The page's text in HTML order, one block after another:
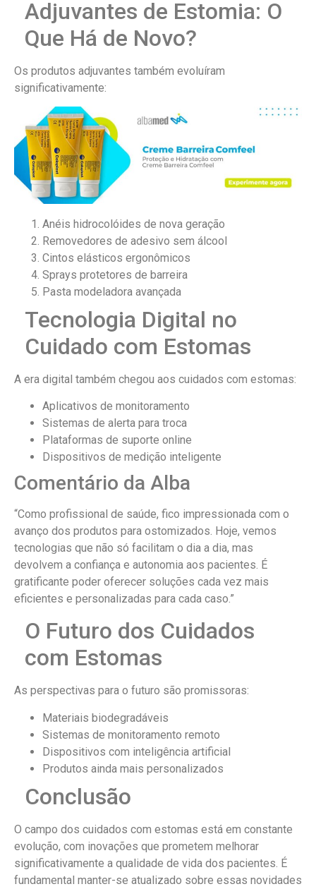
Adjuvantes de Estomia: O
Que Há de Novo?
Os produtos adjuvantes também evoluíram
significativamente:
Anéis hidrocolóides de nova geração
Removedores de adesivo sem álcool
Cintos elásticos ergonômicos
Sprays protetores de barreira
Pasta modeladora avançada
Tecnologia Digital no
Cuidado com Estomas
A era digital também chegou aos cuidados com estomas:
Aplicativos de monitoramento
Sistemas de alerta para troca
Plataformas de suporte online
Dispositivos de medição inteligente
Comentário da Alba
“Como profissional de saúde, fico impressionada com o
avanço dos produtos para ostomizados. Hoje, vemos
tecnologias que não só facilitam o dia a dia, mas
devolvem a confiança e autonomia aos pacientes. É
gratificante poder oferecer soluções cada vez mais
eficientes e personalizadas para cada caso.”
O Futuro dos Cuidados
com Estomas
As perspectivas para o futuro são promissoras:
Materiais biodegradáveis
Sistemas de monitoramento remoto
Dispositivos com inteligência artificial
Produtos ainda mais personalizados
Conclusão
O campo dos cuidados com estomas está em constante
evolução, com inovações que prometem melhorar
significativamente a qualidade de vida dos pacientes. É
fundamental manter-se atualizado sobre essas novidades